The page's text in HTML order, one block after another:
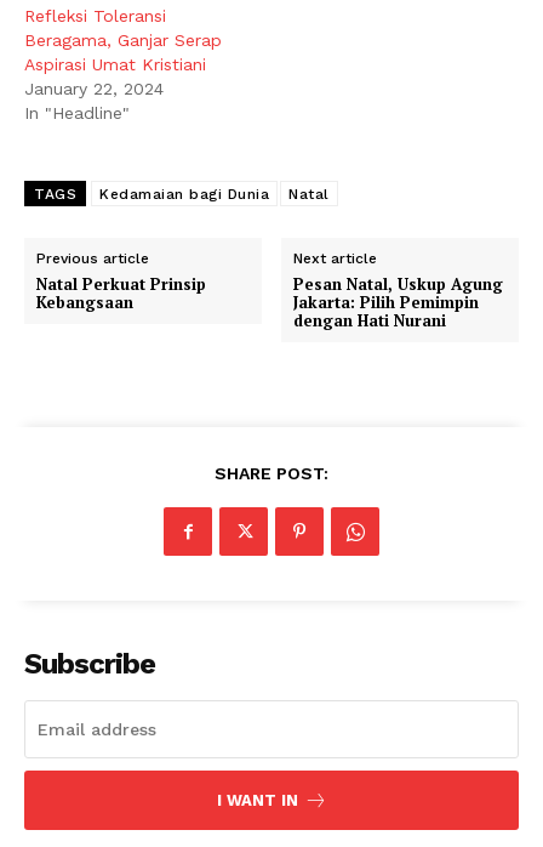
Refleksi Toleransi
Beragama, Ganjar Serap
Aspirasi Umat Kristiani
January 22, 2024
In "Headline"
TAGS Kedamaian bagi Dunia Natal
Previous article
Natal Perkuat Prinsip
Kebangsaan
Next article
Pesan Natal, Uskup Agung
Jakarta: Pilih Pemimpin
dengan Hati Nurani
SHARE POST:
Subscribe
I WANT IN